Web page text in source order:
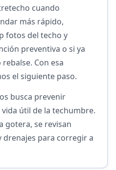
cuando
más rápido,
fotos del techo y
preventiva o si ya
Con esa
el siguiente paso.
busca prevenir
útil de la techumbre.
gotera, se revisan
drenajes para corregir a